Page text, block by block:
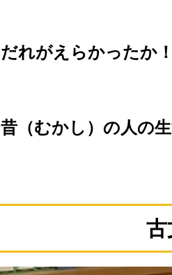
だれがえらかったか！
昔（むかし）の人の生
古